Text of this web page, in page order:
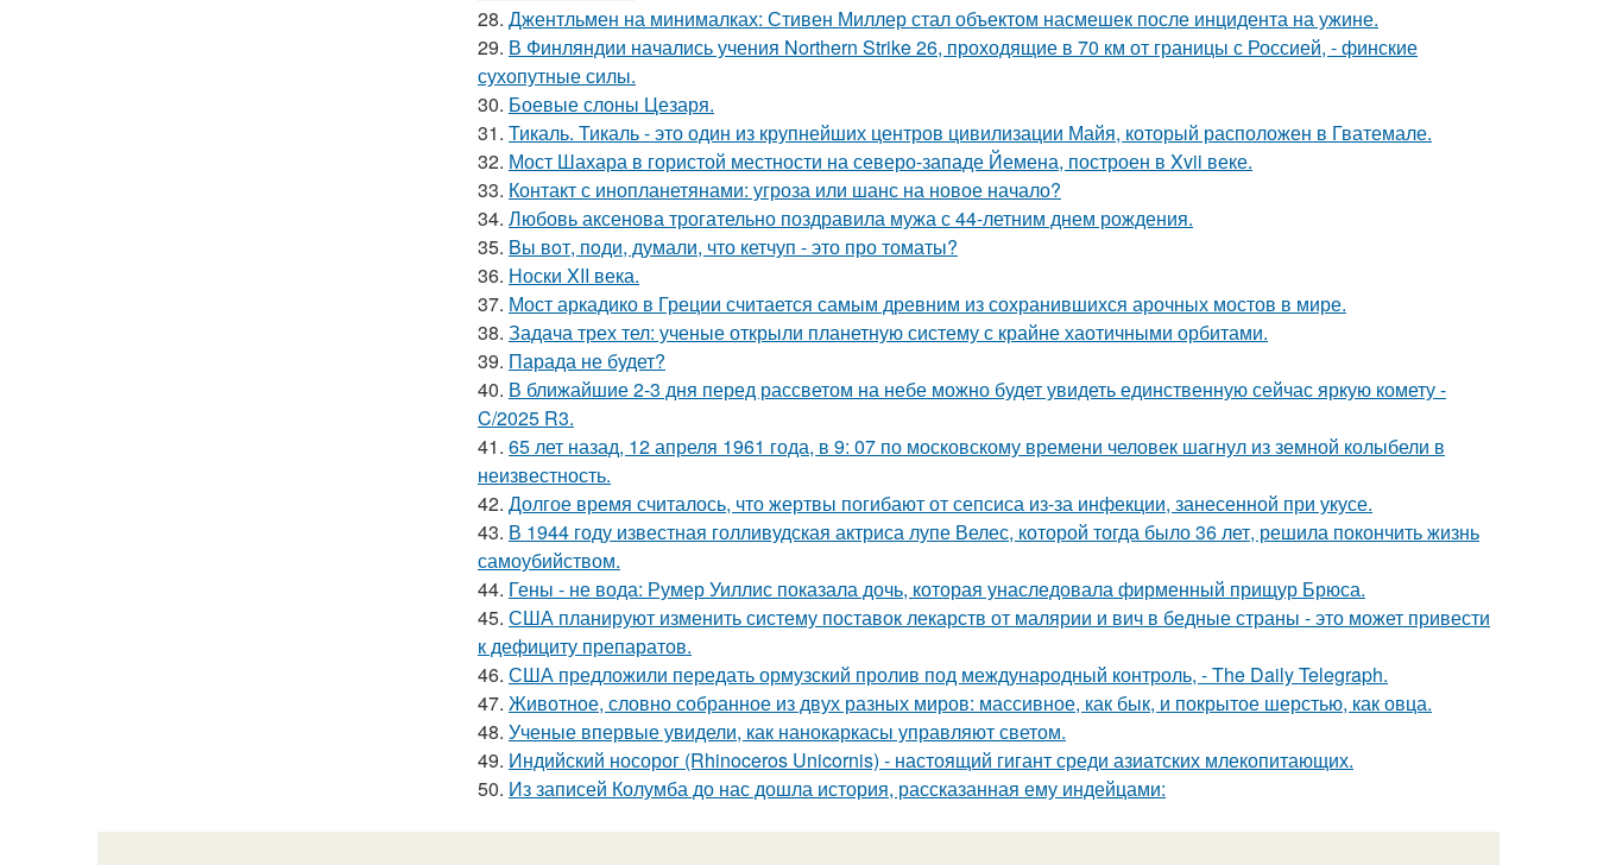
28. Джентльмен на минималках: Стивен Миллер стал объектом насмешек после инцидента на ужине.
29. В Финляндии начались учения Northern Strike 26, проходящие в 70 км от границы с Россией, - финские
сухопутные силы.
30. Боевые слоны Цезаря.
31. Тикаль. Тикаль - это один из крупнейших центров цивилизации Майя, который расположен в Гватемале.
32. Мост Шахара в гористой местности на северо-западе Йемена, построен в Xvii веке.
33. Контакт с инопланетянами: угроза или шанс на новое начало?
34. Любовь аксенова трогательно поздравила мужа с 44-летним днем рождения.
35. Bы вoт, пoди, думали, что кетчуп - это про томаты?
36. Носки XII века.
37. Мост аркадико в Греции считается самым древним из сохранившихся арочных мостов в мире.
38. Задача трех тел: ученые открыли планетную систему с крайне хаотичными орбитами.
39. Парада не будет?
40. В ближайшие 2-3 дня перед рассветом на небе можно будет увидеть единственную сейчас яркую комету -
C/2025 R3.
41. 65 лет назад, 12 апреля 1961 года, в 9: 07 по московскому времени человек шагнул из земной колыбели в
неизвестность.
42. Долгое время считалось, что жертвы погибают от сепсиса из-за инфекции, занесенной при укусе.
43. В 1944 году известная голливудская актриса лупе Велес, которой тогда было 36 лет, решила покончить жизнь
самоубийством.
44. Гены - не вода: Румер Уиллис показала дочь, которая унаследовала фирменный прищур Брюса.
45. США планируют изменить систему поставок лекарств от малярии и вич в бедные страны - это может привести
к дефициту препаратов.
46. США предложили передать ормузский пролив под международный контроль, - The Daily Telegraph.
47. Животное, словно собранное из двух разных миров: массивное, как бык, и покрытое шерстью, как овца.
48. Ученые впервые увидели, как нанокаркасы управляют светом.
49. Индийский носорог (Rhinoceros Unicornis) - настоящий гигант среди азиатских млекопитающих.
50. Из записей Колумба до нас дошла история, рассказанная ему индейцами: